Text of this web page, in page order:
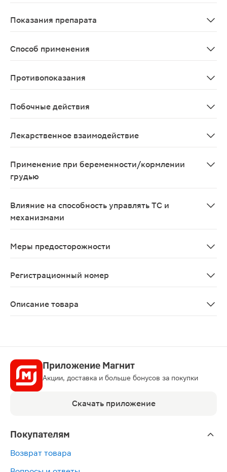
Показания препарата
Способ применения
Противопоказания
Побочные действия
Лекарственное взаимодействие
Применение при беременности/кормлении
грудью
Влияние на способность управлять ТС и
механизмами
Меры предосторожности
Регистрационный номер
Описание товара
Приложение Магнит
Акции, доставка и больше бонусов за покупки
Скачать приложение
Покупателям
Возврат товара